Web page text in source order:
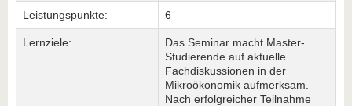
Leistungspunkte: 6
Lernziele:
Das Seminar macht Master-
Studierende auf aktuelle
Fachdiskussionen in der
Mikroökonomik aufmerksam.
Nach erfolgreicher Teilnahme